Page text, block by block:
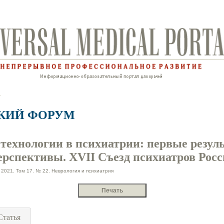
ФОРУМ
в психиатрии: первые
XVII Съезд психиатров
Том 17. № 22. Неврология и психиатрия